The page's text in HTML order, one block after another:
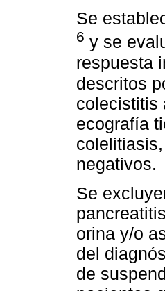
Se
6 y se
respuesta
descritos
colecistitis
ecografía
negativos.
Se
orina y/o
del
de